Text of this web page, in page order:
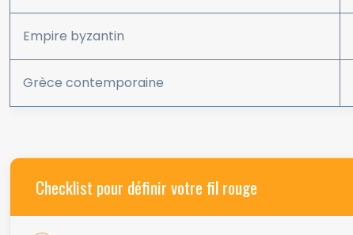
Empire byzantin
Grèce contemporaine
Checklist pour définir votre fil rouge